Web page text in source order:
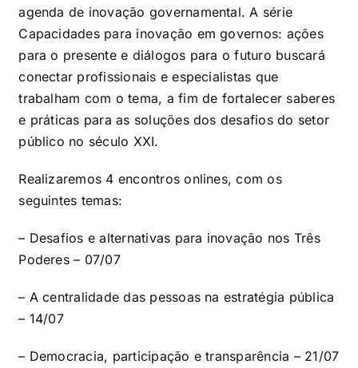
agenda de inovação governamental. A série
Capacidades para inovação em governos: ações
para o presente e diálogos para o futuro buscará
conectar profissionais e especialistas que
trabalham com o tema, a fim de fortalecer saberes
e práticas para as soluções dos desafios do setor
público no século XXI.
Realizaremos 4 encontros onlines, com os
seguintes temas:
– Desafios e alternativas para inovação nos Três
Poderes – 07/07
– A centralidade das pessoas na estratégia pública
– 14/07
– Democracia, participação e transparência – 21/07